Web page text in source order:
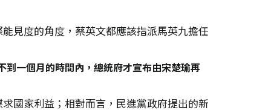
見度的角度，蔡英文都應該指派馬英九擔任
一個月的時間內，總統府才宣布由宋楚瑜再
國家利益；相對而言，民進黨政府提出的新